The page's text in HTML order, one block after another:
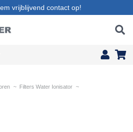
vrijblijvend contact op!
~ Filters Water Ionisator ~